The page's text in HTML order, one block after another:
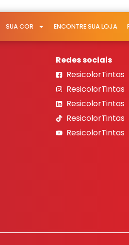
SUA COR ENCONTRE SUA LOJA
Redes sociais
ResicolorTintas
ResicolorTintas
ResicolorTintas
ResicolorTintas
ResicolorTintas